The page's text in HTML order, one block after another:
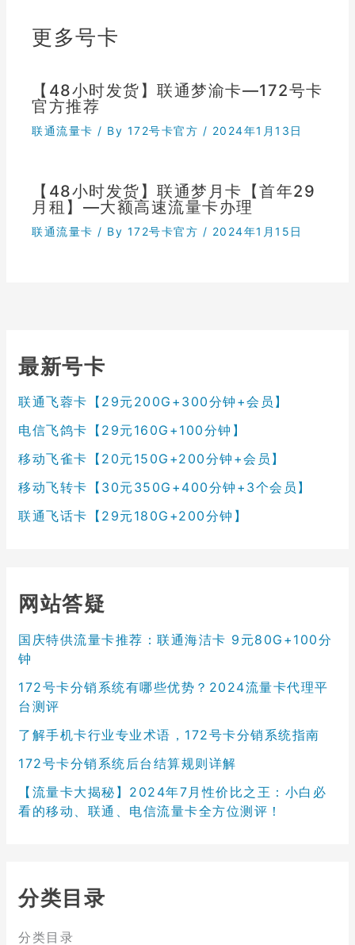
更多号卡
【48小时发货】联通梦渝卡—172号卡
官方推荐
联通流量卡 / By 172号卡官方 / 2024年1月13日
【48小时发货】联通梦月卡【首年29
月租】—大额高速流量卡办理
联通流量卡 / By 172号卡官方 / 2024年1月15日
最新号卡
联通飞蓉卡【29元200G+300分钟+会员】
电信飞鸽卡【29元160G+100分钟】
移动飞雀卡【20元150G+200分钟+会员】
移动飞转卡【30元350G+400分钟+3个会员】
联通飞话卡【29元180G+200分钟】
网站答疑
国庆特供流量卡推荐：联通海洁卡 9元80G+100分
钟
172号卡分销系统有哪些优势？2024流量卡代理平
台测评
了解手机卡行业专业术语，172号卡分销系统指南
172号卡分销系统后台结算规则详解
【流量卡大揭秘】2024年7月性价比之王：小白必
看的移动、联通、电信流量卡全方位测评！
分类目录
分类目录